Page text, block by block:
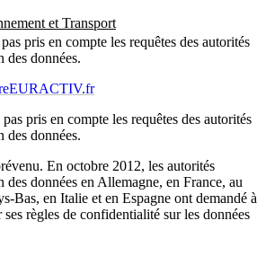
et Transport
pris en compte les requêtes des autorités
des données.
EURACTIV.fr
pris en compte les requêtes des autorités
des données.
En octobre 2012, les autorités
des données en Allemagne, en France, au
Bas, en Italie et en Espagne ont demandé à
règles de confidentialité sur les données